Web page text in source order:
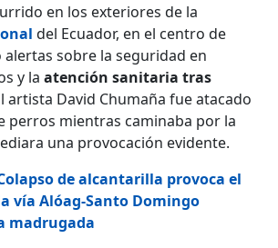
en los exteriores de la
del Ecuador, en el centro de
sobre la seguridad en
y laatención sanitaria tras
artista David Chumaña fue atacado
perros mientras caminaba por la
una provocación evidente.
de alcantarilla provoca el
vía Alóag-Santo Domingo
madrugada